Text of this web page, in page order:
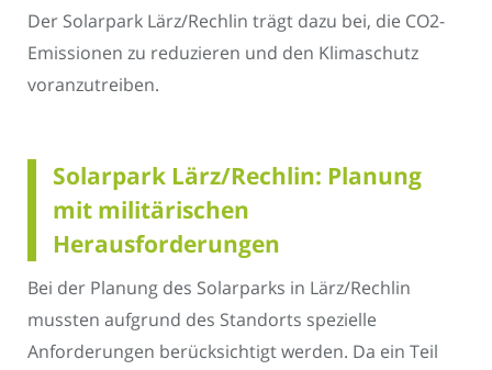
Der Solarpark Lärz/Rechlin trägt dazu bei, die CO2-
Emissionen zu reduzieren und den Klimaschutz
voranzutreiben.
Solarpark Lärz/Rechlin: Planung
mit militärischen
Herausforderungen
Bei der Planung des Solarparks in Lärz/Rechlin
mussten aufgrund des Standorts spezielle
Anforderungen berücksichtigt werden. Da ein Teil